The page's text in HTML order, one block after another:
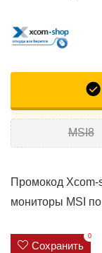
MSI8
Промокод Xcom-
мониторы MSI
Сохранить
0